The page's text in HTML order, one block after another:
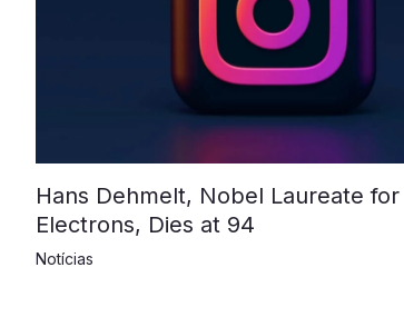
Hans Dehmelt, Nobel Laureate
Electrons, Dies at 94
Notícias